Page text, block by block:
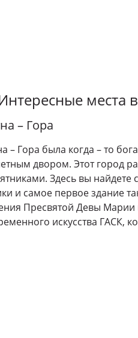
места
– Гора
– Гора была когда – то
двором. Этот город
Здесь вы
и самое первое здание
Пресвятой Девы Марии
искусства ГАСК,